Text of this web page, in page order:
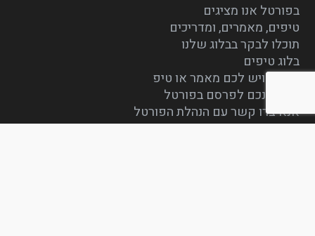
בפורטל אנו מציגים
טיפים, מאמרים, ומדריכים
תוכלו לבקר בבלוג שלנו
בלוג טיפים
במידה ויש לכם מאמר או טיפ
שברצונכם לפרסם בפורטל
אנא צרו קשר עם הנהלת הפורטל